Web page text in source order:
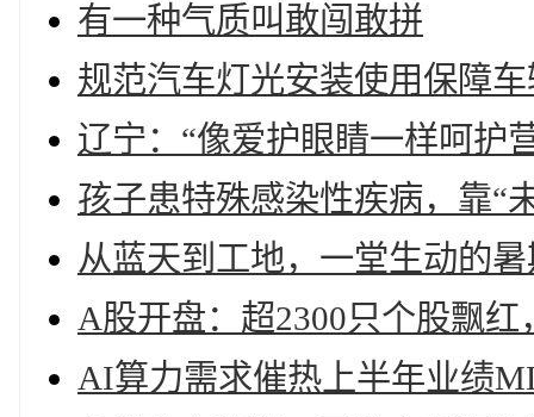
有一种气质叫敢闯敢拼
规范汽车灯光安装使用保障
辽宁：“像爱护眼睛一样呵护
孩子患特殊感染性疾病，靠“
从蓝天到工地，一堂生动的
A股开盘：超2300只个股飘
AI算力需求催热上半年业绩